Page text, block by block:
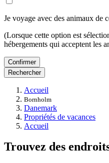
Je voyage avec des animaux de
(Lorsque cette option est
hébergements qui acceptent les
Confirmer
Rechercher
Accueil
Bornholm
Danemark
Propriétés de vacances
Accueil
Trouvez des